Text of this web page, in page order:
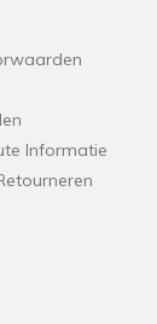
Informatie